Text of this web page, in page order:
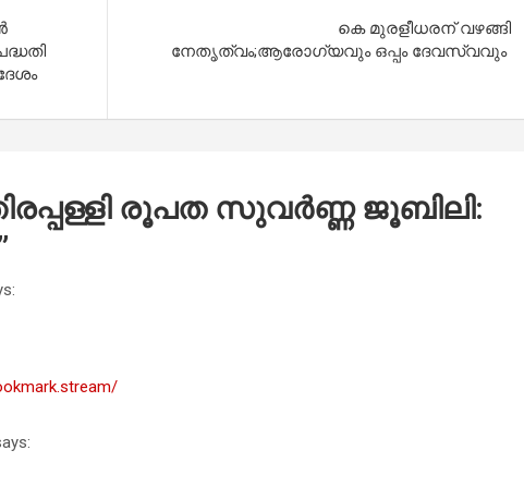
കെ മുരളീധരന് വഴങ്ങി
നേതൃത്വം;ആരോഗ്യവും ഒപ്പം ദേവസ്വവും
രൂപത സുവർണ്ണ ജൂബിലി: